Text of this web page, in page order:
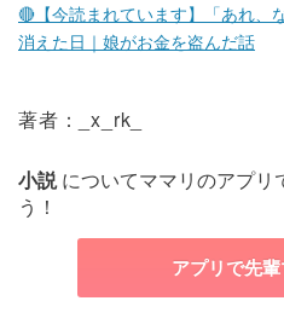
🔴【今読まれています】「あれ
消えた日｜娘がお金を盗んだ話
著者：_x_rk_
小説についてママリのアプリ
う！
アプリで先